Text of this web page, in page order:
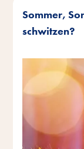
Sommer,
schwitzen?